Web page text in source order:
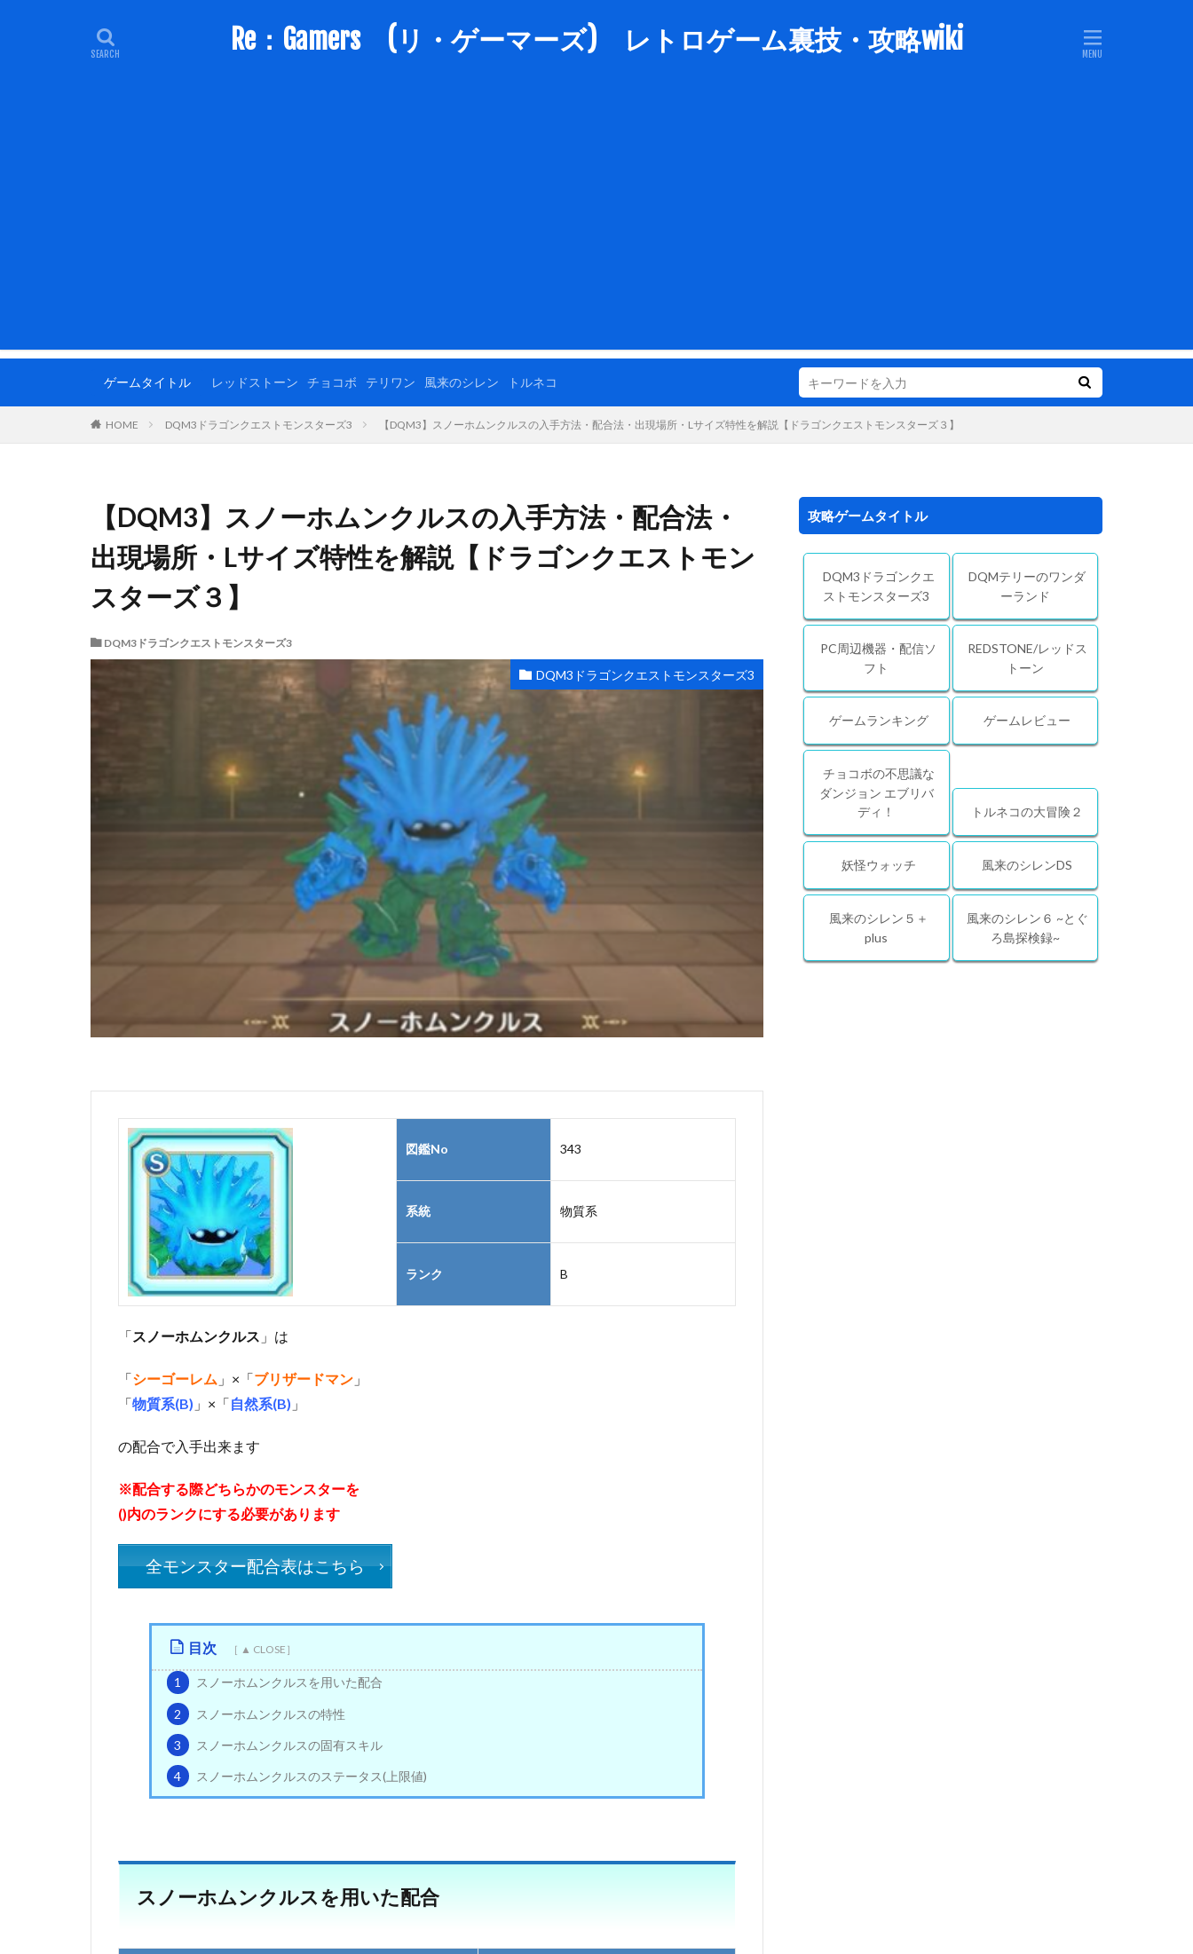
Re：Gamers (リ・ゲーマーズ) レトロゲーム裏技・攻略wiki
ゲームタイトル レッドストーン チョコボ テリワン 風来のシレン トルネコ
HOME DQM3ドラゴンクエストモンスターズ3 【DQM3】スノーホムンクルスの入手方法・配合法・出現場所・Lサイズ特性を解説【ドラゴンクエストモンスターズ３】
【DQM3】スノーホムンクルスの入手方法・配合法・
出現場所・Lサイズ特性を解説【ドラゴンクエストモン
スターズ３】
DQM3ドラゴンクエストモンスターズ3
DQM3ドラゴンクエストモンスターズ3
図鑑No 343
系統 物質系
ランク B
「スノーホムンクルス 」は
「シーゴーレム 」×「ブリザードマン 」
「物質系(B) 」×「自然系(B) 」
の配合で入手出来ます
※配合する際どちらかのモンスターを
()内のランクにする必要があります
全モンスター配合表はこちら
目次
1 スノーホムンクルスを用いた配合
2 スノーホムンクルスの特性
3 スノーホムンクルスの固有スキル
4 スノーホムンクルスのステータス(上限値)
スノーホムンクルスを用いた配合
攻略ゲームタイトル
DQM3ドラゴンクエ
ストモンスターズ3
DQMテリーのワンダ
ーランド
PC周辺機器・配信ソ
フト
REDSTONE/レッドス
トーン
ゲームランキング ゲームレビュー
チョコボの不思議な
ダンジョン エブリバ
ディ！
トルネコの大冒険２
妖怪ウォッチ 風来のシレンDS
風来のシレン５＋
plus
風来のシレン６ ~とぐ
ろ島探検録~